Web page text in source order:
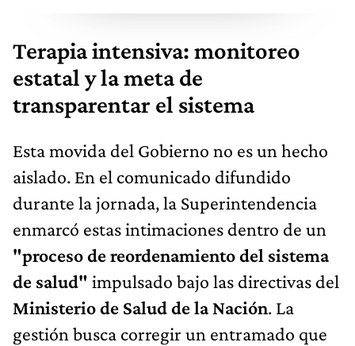
Terapia intensiva: monitoreo
estatal y la meta de
transparentar el sistema
Esta movida del Gobierno no es un hecho
aislado. En el comunicado difundido
durante la jornada, la Superintendencia
enmarcó estas intimaciones dentro de un
"proceso de reordenamiento del sistema
de salud" impulsado bajo las directivas del
Ministerio de Salud de la Nación. La
gestión busca corregir un entramado que